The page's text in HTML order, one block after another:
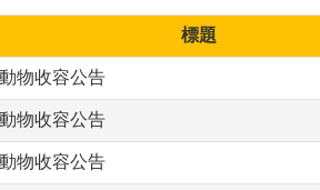
標題
物收容公告
物收容公告
物收容公告